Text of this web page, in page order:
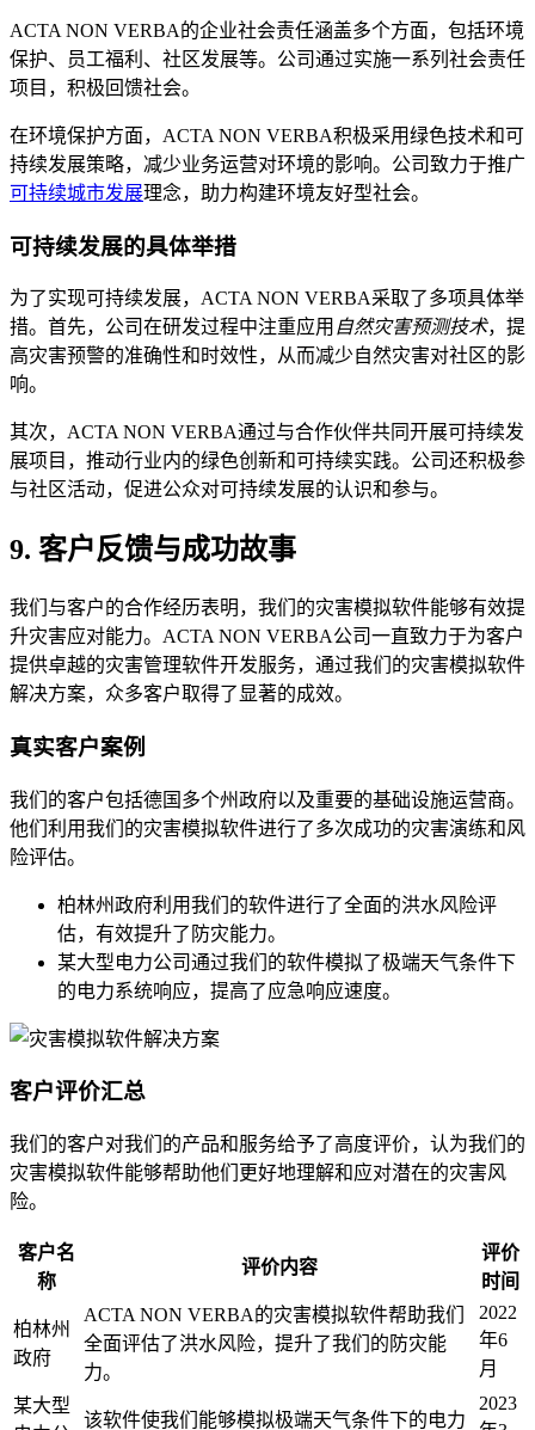
ACTA NON VERBA的企业社会责任涵盖多个方面，包括环境
保护、员工福利、社区发展等。公司通过实施一系列社会责任
项目，积极回馈社会。
在环境保护方面，ACTA NON VERBA积极采用绿色技术和可
持续发展策略，减少业务运营对环境的影响。公司致力于推广
可持续城市发展理念，助力构建环境友好型社会。
可持续发展的具体举措
为了实现可持续发展，ACTA NON VERBA采取了多项具体举
措。首先，公司在研发过程中注重应用 自然灾害预测技术，提
高灾害预警的准确性和时效性，从而减少自然灾害对社区的影
响。
其次，ACTA NON VERBA通过与合作伙伴共同开展可持续发
展项目，推动行业内的绿色创新和可持续实践。公司还积极参
与社区活动，促进公众对可持续发展的认识和参与。
9. 客户反馈与成功故事
我们与客户的合作经历表明，我们的灾害模拟软件能够有效提
升灾害应对能力。ACTA NON VERBA公司一直致力于为客户
提供卓越的灾害管理软件开发服务，通过我们的灾害模拟软件
解决方案，众多客户取得了显著的成效。
真实客户案例
我们的客户包括德国多个州政府以及重要的基础设施运营商。
他们利用我们的灾害模拟软件进行了多次成功的灾害演练和风
险评估。
柏林州政府利用我们的软件进行了全面的洪水风险评
估，有效提升了防灾能力。
某大型电力公司通过我们的软件模拟了极端天气条件下
的电力系统响应，提高了应急响应速度。
客户评价汇总
我们的客户对我们的产品和服务给予了高度评价，认为我们的
灾害模拟软件能够帮助他们更好地理解和应对潜在的灾害风
险。
客户名
称
评价内容
评价
时间
柏林州
政府
ACTA NON VERBA的灾害模拟软件帮助我们
全面评估了洪水风险，提升了我们的防灾能
力。
2022
年6
月
某大型
该软件使我们能够模拟极端天气条件下的电力
2023